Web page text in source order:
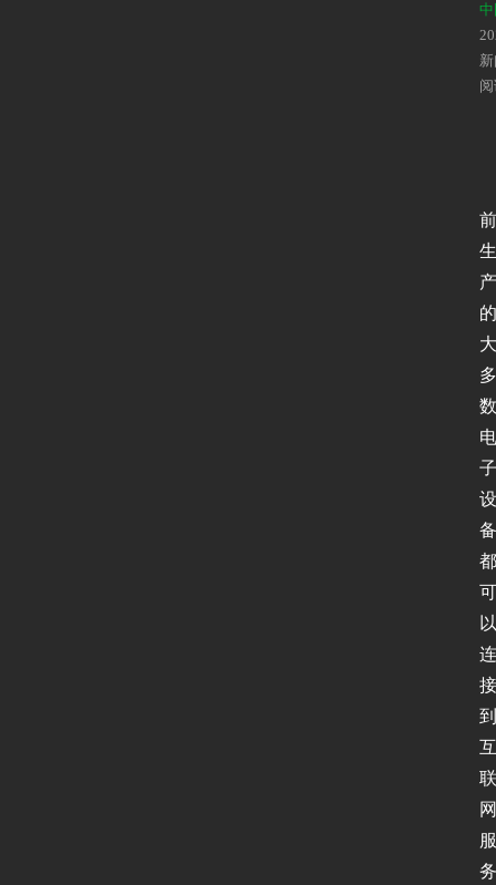
前
生
产
的
大
多
数
电
子
设
备
都
可
以
连
接
到
互
联
网
服
务